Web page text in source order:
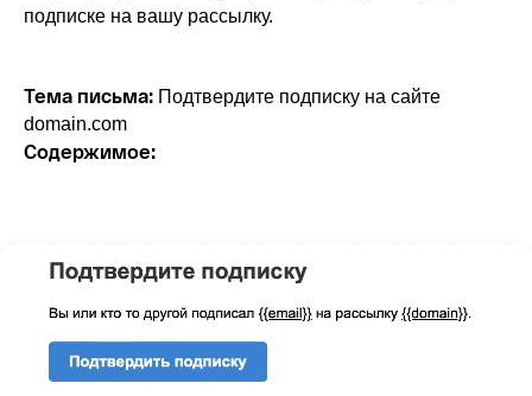
подписке на вашу рассылку.
Тема письма: Подтвердите подписку на сайте
domain.com
Содержимое: